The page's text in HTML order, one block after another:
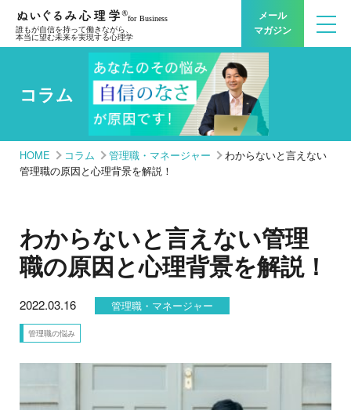
誰もが自信を持って働きながら、
本当に望む未来を実現する心理学
メール
マガジン
コラム
HOME コラム 管理職・マネージャー
わからないと言えない
管理職の原因と心理背景を解説！
わからないと言えない管理
職の原因と心理背景を解説！
2022.03.16 管理職・マネージャー
管理職の悩み